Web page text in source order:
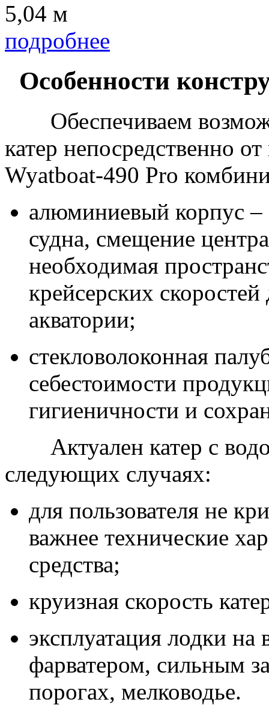
5,04 м
подробнее
Особенности
Обеспечиваем
катер непосредственно
Wyatboat-490 Pro
алюминиевый корпус –
судна, смещение
необходимая
крейсерских
акватории;
стекловолоконная
себестоимости
гигиеничности и
Актуален катер с
следующих случаях:
для пользователя не
важнее технические
средства;
круизная скорость
эксплуатация лодки
фарватером, сильным
порогах, мелководье.